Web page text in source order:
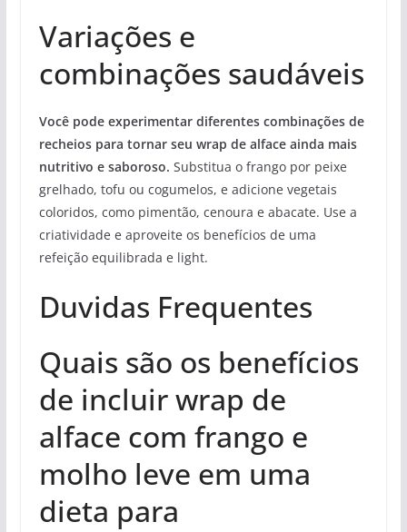
Variações e
combinações saudáveis
Você pode experimentar diferentes combinações de
recheios para tornar seu wrap de alface ainda mais
nutritivo e saboroso. Substitua o frango por peixe
grelhado, tofu ou cogumelos, e adicione vegetais
coloridos, como pimentão, cenoura e abacate. Use a
criatividade e aproveite os benefícios de uma
refeição equilibrada e light.
Duvidas Frequentes
Quais são os benefícios
de incluir wrap de
alface com frango e
molho leve em uma
dieta para